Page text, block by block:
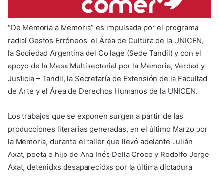
“De Memoria a Memoria” es impulsada por el programa
radial Gestos Erróneos, el Área de Cultura de la UNICEN,
la Sociedad Argentina del Collage (Sede Tandil) y con el
apoyo de la Mesa Multisectorial por la Memoria, Verdad y
Justicia – Tandil, la Secretaría de Extensión de la Facultad
de Arte y el Área de Derechos Humanos de la UNICEN.
Los trabajos que se exponen surgen a partir de las
producciones literarias generadas, en el último Marzo por
la Memoria, durante el taller que llevó adelante Julián
Axat, poeta e hijo de Ana Inés Della Croce y Rodolfo Jorge
Axat, detenidxs desaparecidxs por la última dictadura